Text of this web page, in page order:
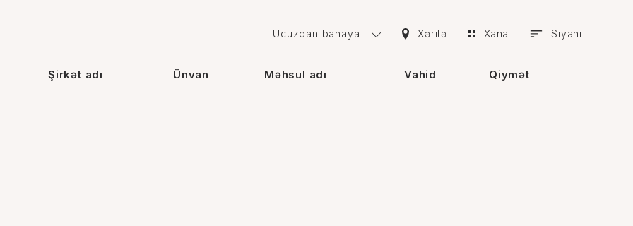
Ucuzdan bahaya Xəritə Xana Siyahı
Şirkət adı Ünvan Məhsul adı Vahid Qiymət